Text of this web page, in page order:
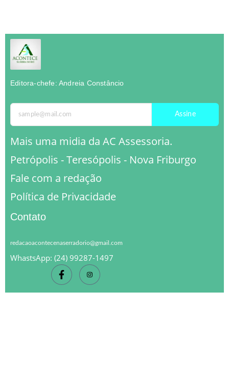
Editora-chefe: Andreia Constâncio
Assine
Mais uma midia da AC Assessoria.
Petrópolis - Teresópolis - Nova Friburgo
Fale com a redação
Política de Privacidade
Contato
redacaoacontecenaserradorio@gmail.com
WhastsApp: (24) 99287-1497